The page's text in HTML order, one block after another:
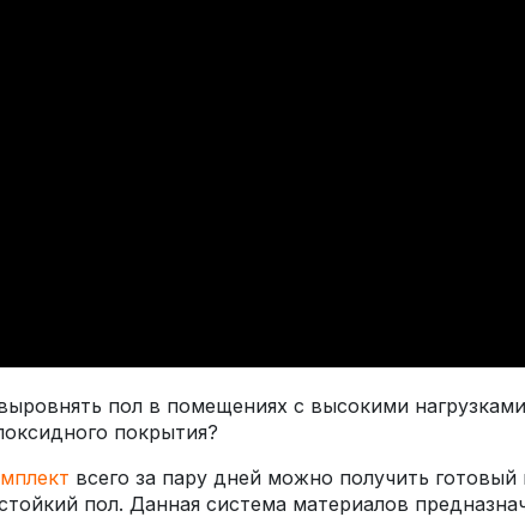
пол в помещениях с высокими
покрытия?
всего за пару дней можно получить готовый
пол. Данная система материалов